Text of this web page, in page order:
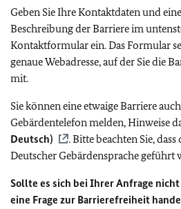
Geben Sie Ihre Kontaktdaten und
Beschreibung der Barriere im
Kontaktformular ein. Das Formular
genaue Webadresse, auf der Sie die
mit.
Sie können eine etwaige Barriere
Gebärdentelefon melden, Hinweise
Deutsch)
. Bitte beachten Sie,
Deutscher Gebärdensprache geführt
Sollte es sich bei Ihrer Anfrage
eine Frage zur Barrierefreiheit